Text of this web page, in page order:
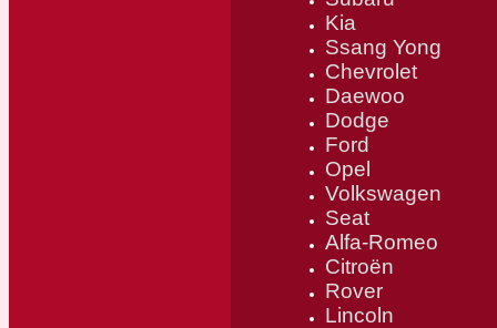
Kia
Ssang Yong
Chevrolet
Daewoo
Dodge
Ford
Opel
Volkswagen
Seat
Alfa-Romeo
Citroën
Rover
Lincoln